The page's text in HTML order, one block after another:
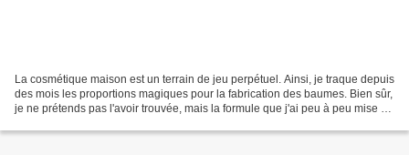
La cosmétique maison est un terrain de jeu perpétuel. Ainsi, je traque depuis
des mois les proportions magiques pour la fabrication des baumes. Bien sûr,
je ne prétends pas l'avoir trouvée, mais la formule que j'ai peu à peu mise au